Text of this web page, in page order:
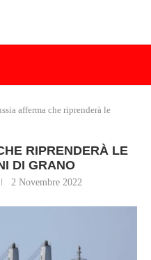
afferma che riprenderà le
RIPRENDERÀ LE
DI GRANO
2 Novembre 2022